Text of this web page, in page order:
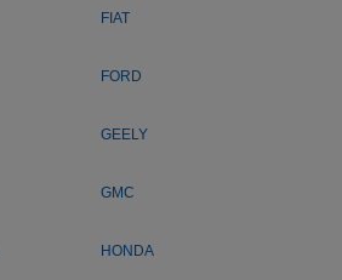
FIAT
FORD
GEELY
GMC
HONDA